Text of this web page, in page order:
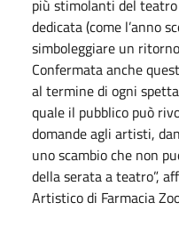
più stimolanti del
dedicata (come l’anno
simboleggiare un
Confermata anche
al termine di ogni
quale il pubblico può
domande agli artisti,
uno scambio che non
della serata a teatro”,
Artistico di Farmacia